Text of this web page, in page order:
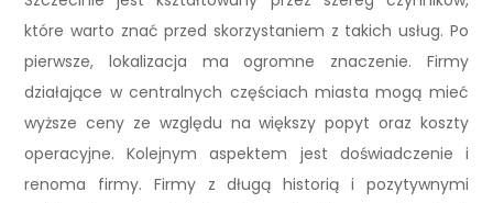
które warto znać przed skorzystaniem z takich usług. Po
pierwsze, lokalizacja ma ogromne znaczenie. Firmy
działające w centralnych częściach miasta mogą mieć
wyższe ceny ze względu na większy popyt oraz koszty
operacyjne. Kolejnym aspektem jest doświadczenie i
renoma firmy. Firmy z długą historią i pozytywnymi